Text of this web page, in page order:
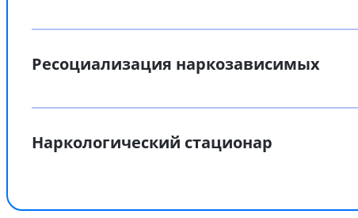
Ресоциализация наркозависимых
Наркологический стационар